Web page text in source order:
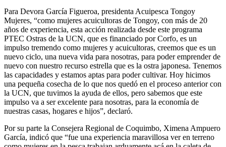
Para Devora García Figueroa, presidenta Acuipesca Tongoy
Mujeres, “como mujeres acuicultoras de Tongoy, con más de 20
años de experiencia, esta acción realizada desde este programa
PTEC Ostras de la UCN, que es financiado por Corfo, es un
impulso tremendo como mujeres y acuicultoras, creemos que es un
nuevo ciclo, una nueva vida para nosotras, para poder emprender de
nuevo con nuestro recurso estrella que es la ostra japonesa. Tenemos
las capacidades y estamos aptas para poder cultivar. Hoy hicimos
una pequeña cosecha de lo que nos quedó en el proceso anterior con
la UCN, que tuvimos la ayuda de ellos, pero sabemos que este
impulso va a ser excelente para nosotras, para la economía de
nuestras casas, hogares e hijos”, declaró.
Por su parte la Consejera Regional de Coquimbo, Ximena Ampuero
García, indicó que “fue una experiencia maravillosa ver en terreno